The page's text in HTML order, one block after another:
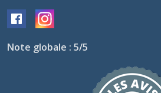
Note globale : 5/5